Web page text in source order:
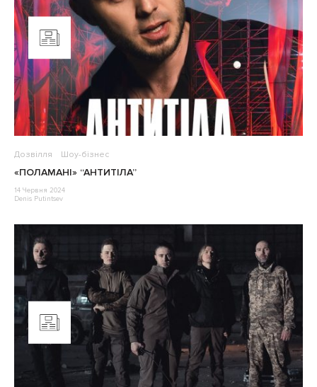
Дозвілля Шоу-бізнес
«ПОЛАМАНІ» “АНТИТІЛА”
14 Червня 2024
Denis Putintsev